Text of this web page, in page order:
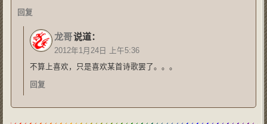
回复
龙哥说道：
2012年1月24日 上午5:36
不算上喜欢，只是喜欢某首诗歌罢了。。。
回复